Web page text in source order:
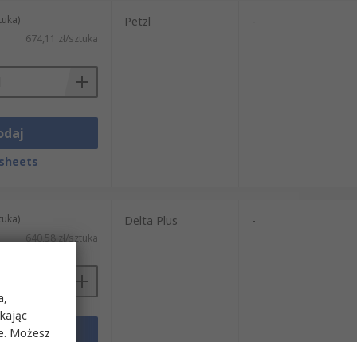
674,11 zł/sztuka
Petzl -
640,58 zł/sztuka
Delta Plus -
Możesz